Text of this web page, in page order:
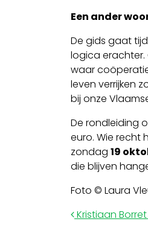
Een ander
De gids gaat
logica erachter.
waar
leven verrijken
bij onze
De rondleiding
euro. Wie recht
zondag 19
die blijven
Foto © Laura
Post
Kristiaan